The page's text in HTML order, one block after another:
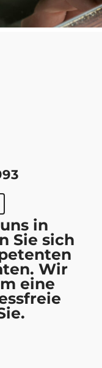
in
Sie sich
Wir
eine